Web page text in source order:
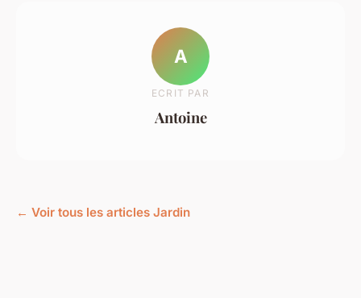
A
ECRIT PAR
Antoine
← Voir tous les articles Jardin